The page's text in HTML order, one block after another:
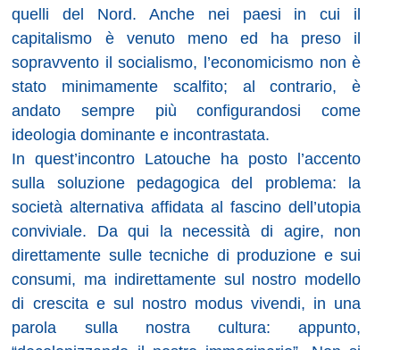
quelli del Nord. Anche nei paesi in cui il
capitalismo è venuto meno ed ha preso il
sopravvento il socialismo, l’economicismo non è
stato minimamente scalfito; al contrario, è
andato sempre più configurandosi come
ideologia dominante e incontrastata.
In quest’incontro Latouche ha posto l’accento
sulla soluzione pedagogica del problema: la
società alternativa affidata al fascino dell’utopia
conviviale. Da qui la necessità di agire, non
direttamente sulle tecniche di produzione e sui
consumi, ma indirettamente sul nostro modello
di crescita e sul nostro modus vivendi, in una
parola sulla nostra cultura: appunto,